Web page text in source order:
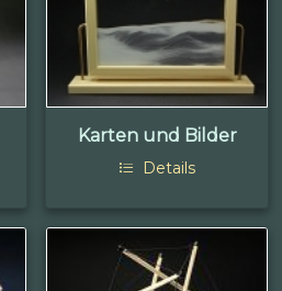
Karten und Bilder
Details